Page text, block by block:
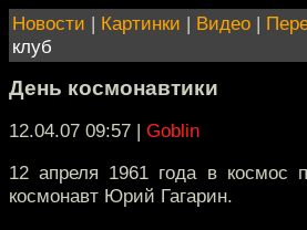
Новости | Картинки | Видео |
клуб
День космонавтики
12.04.07 09:57 | Goblin
12 апреля 1961 года в космос
космонавт Юрий Гагарин.